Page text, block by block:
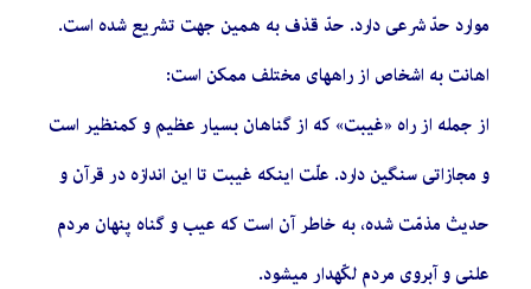
موارد حدّ شرعی دارد. حدّ قذف به همین جهت تشریع شده است.
اهانت به اشخاص از راههای مختلف ممكن است:
از جمله از راه «غیبت» که از گناهان بسیار عظیم و كمنظیر است
و مجازاتی سنگین دارد. علّت اینكه غیبت تا این اندازه در قرآن و
حدیث مذمّت شده، به خاطر آن است كه عیب و گناه پنهان مردم
علنی و آبروی مردم لكّهدار میشود.